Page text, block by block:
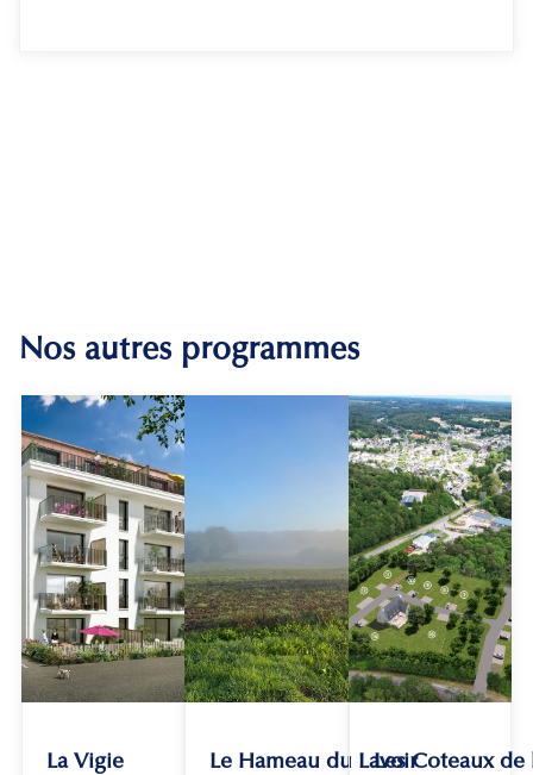
Nos autres programmes
La Vigie Le Hameau du LavoirLes Coteaux